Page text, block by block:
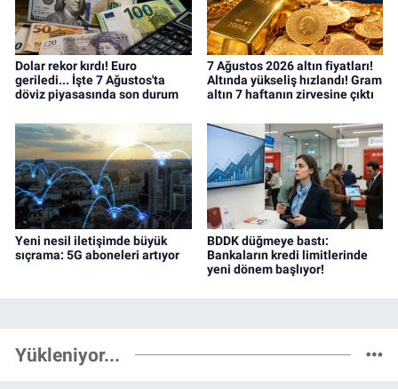
Dolar rekor kırdı! Euro
geriledi... İşte 7 Ağustos'ta
döviz piyasasında son durum
7 Ağustos 2026 altın fiyatları!
Altında yükseliş hızlandı! Gram
altın 7 haftanın zirvesine çıktı
Yeni nesil iletişimde büyük
sıçrama: 5G aboneleri artıyor
BDDK düğmeye bastı:
Bankaların kredi limitlerinde
yeni dönem başlıyor!
Yükleniyor...